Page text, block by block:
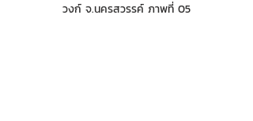
วงก์ จ.นครสวรรค์ ภาพที่ 05